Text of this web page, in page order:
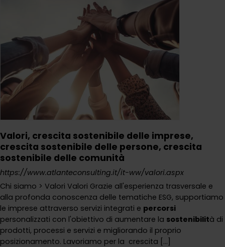
Valori, crescita sostenibile delle imprese,
crescita sostenibile delle persone, crescita
sostenibile delle comunità
https://www.atlanteconsulting.it/it-ww/valori.aspx
Chi siamo > Valori Valori Grazie all'esperienza trasversale e
alla profonda conoscenza delle tematiche ESG, supportiamo
le imprese attraverso servizi integrati e percorsi
personalizzati con l'obiettivo di aumentare la sostenibilità di
prodotti, processi e servizi e migliorando il proprio
posizionamento. Lavoriamo per la crescita [...]